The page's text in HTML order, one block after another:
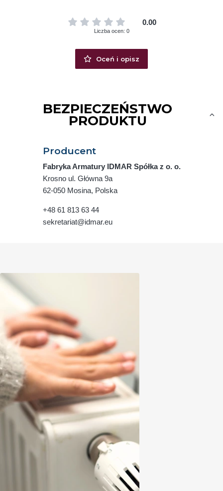
0.00
Liczba ocen: 0
Oceń i opisz
BEZPIECZEŃSTWO
PRODUKTU
Producent
Fabryka Armatury IDMAR Spółka z o. o.
Krosno ul. Główna 9a
62-050 Mosina, Polska
+48 61 813 63 44
sekretariat@idmar.eu